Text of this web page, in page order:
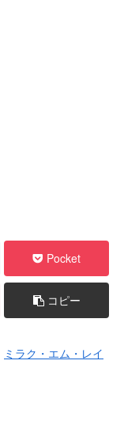
Pocket
コピー
ミラク・エム・レイ